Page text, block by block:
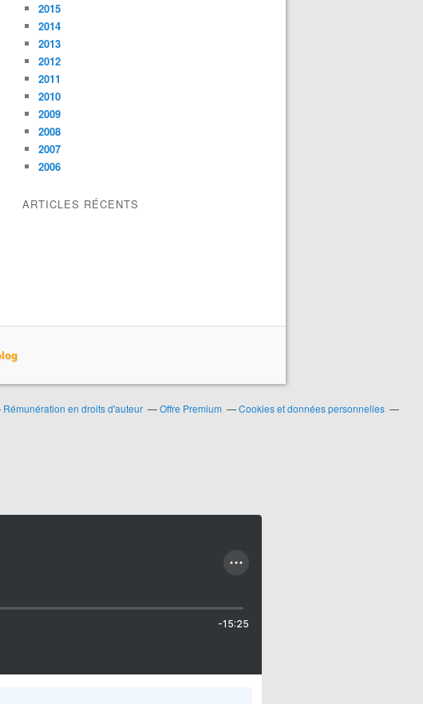
2015
2014
2013
2012
2011
2010
2009
2008
2007
2006
ARTICLES RÉCENTS
Rémunération en droits d'auteur Offre Premium
Cookies et données personnelles
-15:25